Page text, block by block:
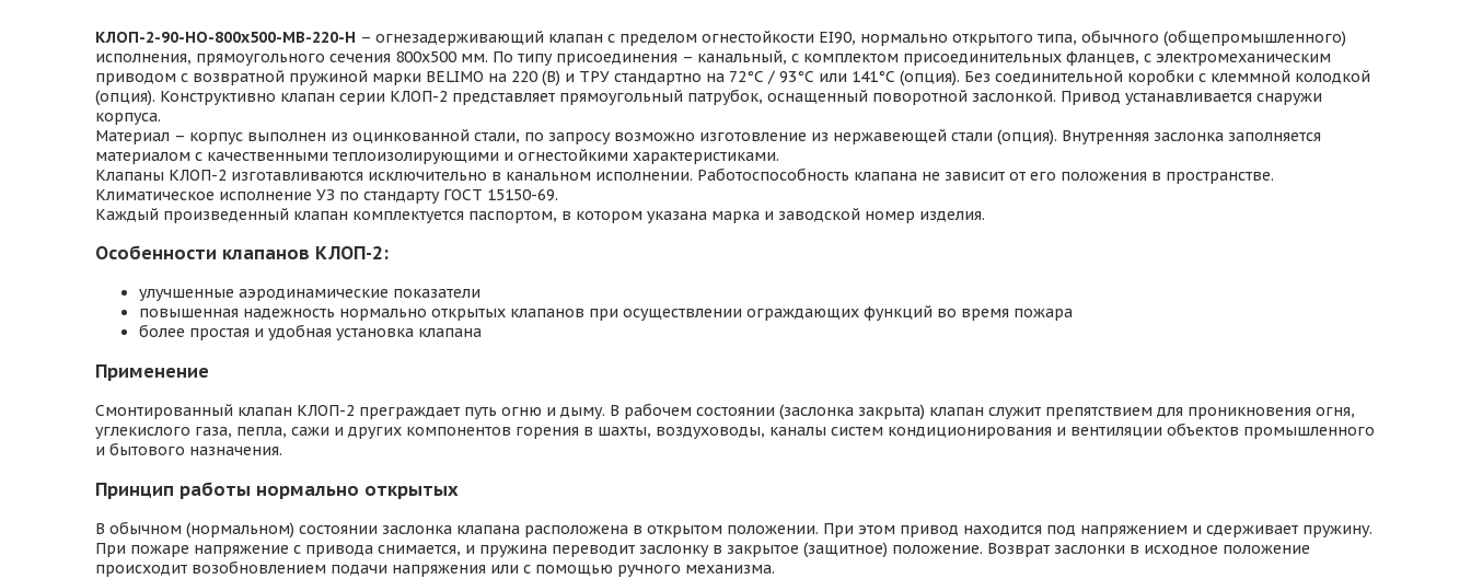
КЛОП-2-90-НО-800х500-МВ-220-Н – огнезадерживающий клапан с пределом огнестойкости EI90, нормально открытого типа, обычного (общепромышленного)
исполнения, прямоугольного сечения 800х500 мм. По типу присоединения – канальный, с комплектом присоединительных фланцев, с электромеханическим
приводом с возвратной пружиной марки BELIMO на 220 (В) и ТРУ стандартно на 72°С / 93°С или 141°С (опция). Без соединительной коробки с клеммной колодкой
(опция). Конструктивно клапан серии КЛОП-2 представляет прямоугольный патрубок, оснащенный поворотной заслонкой. Привод устанавливается снаружи
корпуса.
Материал – корпус выполнен из оцинкованной стали, по запросу возможно изготовление из нержавеющей стали (опция). Внутренняя заслонка заполняется
материалом с качественными теплоизолирующими и огнестойкими характеристиками.
Клапаны КЛОП-2 изготавливаются исключительно в канальном исполнении. Работоспособность клапана не зависит от его положения в пространстве.
Климатическое исполнение УЗ по стандарту ГОСТ 15150-69.
Каждый произведенный клапан комплектуется паспортом, в котором указана марка и заводской номер изделия.
Особенности клапанов КЛОП-2:
улучшенные аэродинамические показатели
повышенная надежность нормально открытых клапанов при осуществлении ограждающих функций во время пожара
более простая и удобная установка клапана
Применение
Смонтированный клапан КЛОП-2 преграждает путь огню и дыму. В рабочем состоянии (заслонка закрыта) клапан служит препятствием для проникновения огня,
углекислого газа, пепла, сажи и других компонентов горения в шахты, воздуховоды, каналы систем кондиционирования и вентиляции объектов промышленного
и бытового назначения.
Принцип работы нормально открытых
В обычном (нормальном) состоянии заслонка клапана расположена в открытом положении. При этом привод находится под напряжением и сдерживает пружину.
При пожаре напряжение с привода снимается, и пружина переводит заслонку в закрытое (защитное) положение. Возврат заслонки в исходное положение
происходит возобновлением подачи напряжения или с помощью ручного механизма.